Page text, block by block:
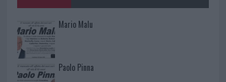
Mario Malu
Paolo Pinna